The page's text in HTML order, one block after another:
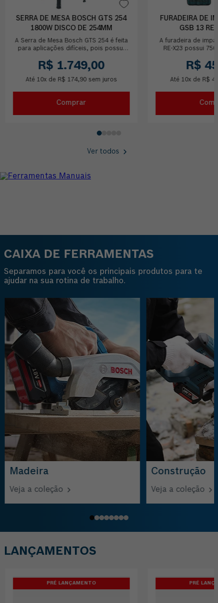
SERRA DE MESA BOSCH GTS 254
1800W DISCO DE 254MM
A Serra de Mesa Bosch GTS 254 é feita
para aplicações difíceis, pois possui
capacidade ...
R$ 1.749,00
Até 10x de R$ 174,90sem juros
Comprar
FURADEIRA DE
GSB 13
A furadeira de
RE-X23 possui
menor
R$
Até 10x de R$
Ver todos
CAIXA DE FERRAMENTAS
Separamos para você os principais produtos para te
ajudar na sua rotina de trabalho.
Madeira
Veja a coleção
Construção
Veja a coleção
LANÇAMENTOS
PRÉ LANÇAMENTO PRÉ